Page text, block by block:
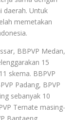
daerah. Untuk
memetakan
BBPVP Medan,
15
skema. BBPVP
Padang, BPVP
sebanyak 10
Ternate masing-